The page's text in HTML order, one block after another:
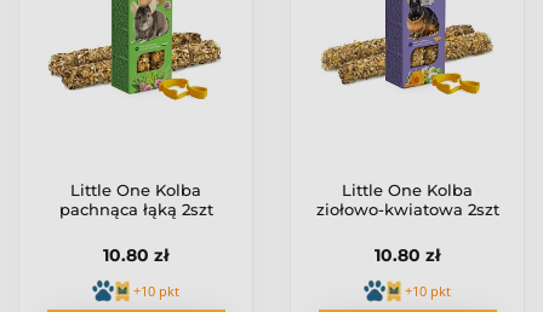
Little One Kolba
pachnąca łąką 2szt
10.80 zł
+10 pkt
Little One Kolba
ziołowo-kwiatowa 2szt
10.80 zł
+10 pkt